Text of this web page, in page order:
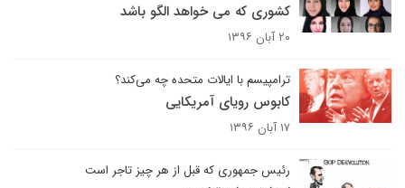
کشوری که می خواهد الگو باشد
۲۰ آبان ۱۳۹۶
ترامپیسم با ایالات متحده چه می‌کند؟
کابوس رویای آمریکایی
۱۷ آبان ۱۳۹۶
رئیس جمهوری که قبل از هر چیز تاجر است